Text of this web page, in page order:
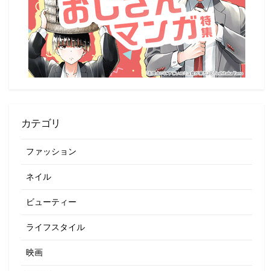
カテゴリ
ファッション
ネイル
ビューティー
ライフスタイル
映画